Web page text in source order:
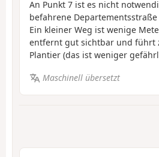
An Punkt 7 ist es nicht
befahrene
Ein kleiner Weg ist wenige
entfernt gut sichtbar und führt
Plantier (das ist weniger
Maschinell übersetzt